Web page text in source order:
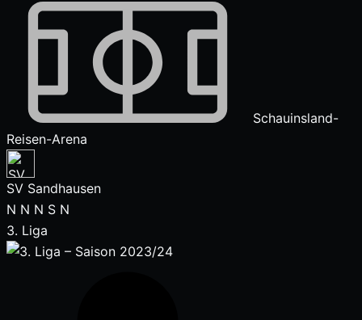
Schauinsland-
Reisen-Arena
SV Sandhausen
N N N S N
3. Liga